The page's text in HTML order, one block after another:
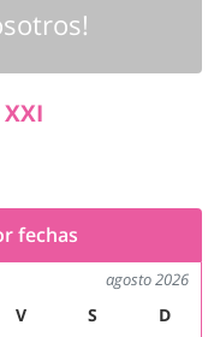
fechas
agosto 2026
V S
D